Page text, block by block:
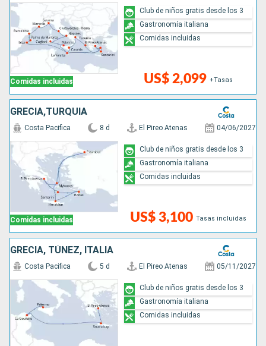
Comidas incluidas US$ 2,099 +Tasas
Club de niños gratis desde los 3
Gastronomía italiana
Comidas incluidas
GRECIA,TURQUÍA
Comidas incluidas
Costa Pacifica 8 d El Pireo Atenas 04/06/2027
US$ 3,100 Tasas incluidas
Club de niños gratis desde los 3
Gastronomía italiana
Comidas incluidas
GRECIA, TÚNEZ, ITALIA
Costa Pacifica 5 d El Pireo Atenas 05/11/2027
Club de niños gratis desde los 3
Gastronomía italiana
Comidas incluidas